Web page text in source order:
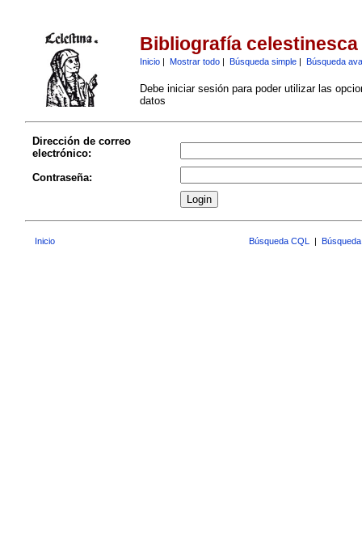
Bibliografía celestinesca
Inicio| Mostrar todo| Búsqueda simple| Búsqueda
Debe iniciar sesión para poder utilizar las
datos
Dirección de correo
electrónico:
Contraseña:
Inicio Búsqueda CQL |